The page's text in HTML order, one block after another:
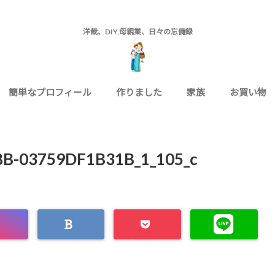
洋裁、DIY,母親業、日々の忘備録
簡単なプロフィール 作りました 家族 お買い物
03759DF1B31B_1_105_c